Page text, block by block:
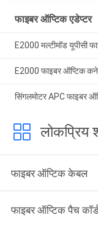
फाइबर ऑप्टिक एडेप्टर
E2000 मल्टीमॉड यूपीसी
E2000 फाइबर ऑप्टिक
सिंगलमोटर APC फाइबर
लोकप्रिय
फाइबर ऑप्टिक केबल
फाइबर ऑप्टिक पैच कॉर्ड